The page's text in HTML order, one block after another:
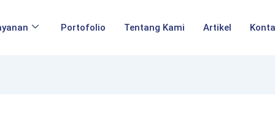
Portofolio Tentang Kami Artikel